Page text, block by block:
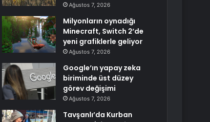
Ağustos 7, 2026
Milyonların oynadığı
Minecraft, Switch 2’de
yeni grafiklerle geliyor
Ağustos 7, 2026
Google’ın yapay zeka
biriminde üst düzey
görev değişimi
Ağustos 7, 2026
Tavşanlı’da Kurban